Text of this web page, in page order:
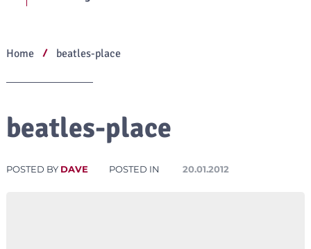
Home beatles-place
beatles-place
POSTED BY DAVE POSTED IN 20.01.2012